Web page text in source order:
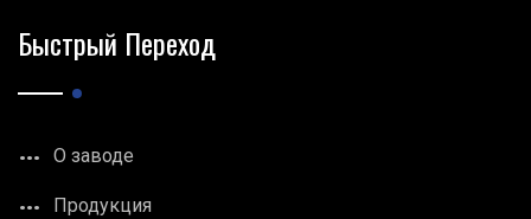
Быстрый Переход
О заводе
Продукция